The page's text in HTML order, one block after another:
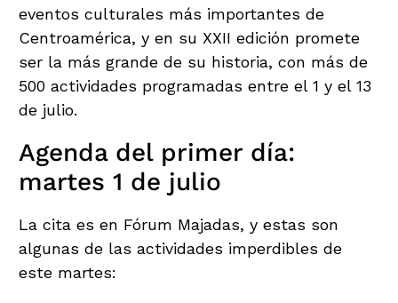
eventos culturales más importantes de
Centroamérica, y en su XXII edición promete
ser la más grande de su historia, con más de
500 actividades programadas entre el 1 y el 13
de julio.
Agenda del primer día:
martes 1 de julio
La cita es en Fórum Majadas, y estas son
algunas de las actividades imperdibles de
este martes: